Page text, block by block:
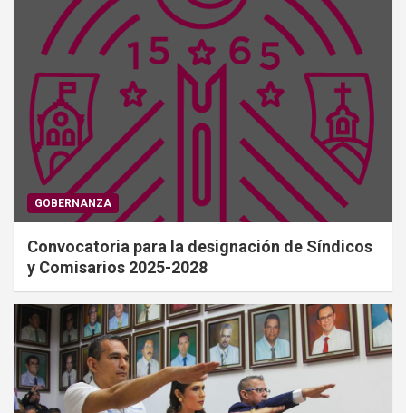
GOBERNANZA
Convocatoria para la designación de Síndicos
y Comisarios 2025-2028